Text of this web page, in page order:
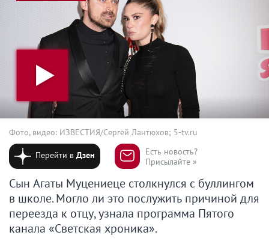
Фото, видео: ИЗВЕСТИЯ/Сергей Лантюхов; 5-tv.ru
Перейти вДзен
Есть новость?
Присылайте »
Сын Агаты Муцениеце столкнулся с буллингом
в школе. Могло ли это послужить причиной для
переезда к отцу, узнала программа Пятого
канала «Светская хроника».